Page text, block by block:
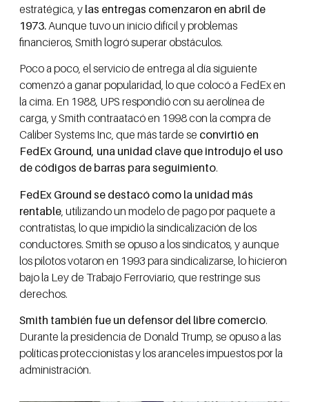
estratégica, y las entregas comenzaron en abril de
1973. Aunque tuvo un inicio difícil y problemas
financieros, Smith logró superar obstáculos.
Poco a poco, el servicio de entrega al día siguiente
comenzó a ganar popularidad, lo que colocó a FedEx en
la cima. En 1988, UPS respondió con su aerolínea de
carga, y Smith contraatacó en 1998 con la compra de
Caliber Systems Inc, que más tarde se convirtió en
FedEx Ground, una unidad clave que introdujo el uso
de códigos de barras para seguimiento.
FedEx Ground se destacó como la unidad más
rentable , utilizando un modelo de pago por paquete a
contratistas, lo que impidió la sindicalización de los
conductores. Smith se opuso a los sindicatos, y aunque
los pilotos votaron en 1993 para sindicalizarse, lo hicieron
bajo la Ley de Trabajo Ferroviario, que restringe sus
derechos.
Smith también fue un defensor del libre comercio.
Durante la presidencia de Donald Trump, se opuso a las
políticas proteccionistas y los aranceles impuestos por la
administración.